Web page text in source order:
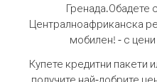
Гренада.Обадете
Централноафриканска
мобилен! - с цени
Купете кредитни пакети